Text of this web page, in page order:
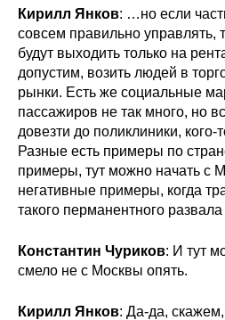
Кирилл Янков: …но если
совсем правильно управлять,
будут выходить только на
допустим, возить людей в
рынки. Есть же социальные
пассажиров не так много, но
довезти до поликлиники, кого-
Разные есть примеры по
примеры, тут можно начать с
негативные примеры, когда
такого перманентного
Константин Чуриков: И тут
смело не с Москвы опять.
Кирилл Янков: Да-да,